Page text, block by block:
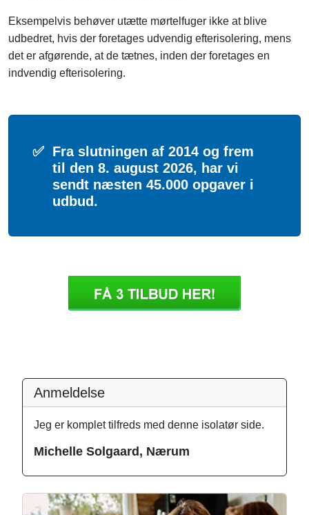
Eksempelvis behøver utætte mørtelfuger ikke at blive
udbedret, hvis der foretages udvendig efterisolering, mens
det er afgørende, at de tætnes, inden der foretages en
indvendig efterisolering.
✅ Fra slutningen af 2014 og frem
til den 8. august 2026, har vi
sendt næsten 45.000 opgaver i
udbud.
Anmeldelse
Jeg er komplet tilfreds med denne isolatør side.
Michelle Solgaard, Nærum